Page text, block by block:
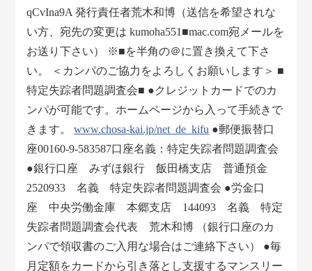
qCvIna9A 発行責任者荒木和博（送信を希望されな
い方、宛先の変更は kumoha551■mac.com宛メールを
お送り下さい） ※■を半角の＠に置き換えて下さ
い。 ＜カンパのご協力をよろしくお願いします＞ ■
特定失踪者問題調査会■ ●クレジットカードでのカ
ンパが可能です。ホームページから入って手続きで
きます。www.chosa-kai.jp/net_de_kifu ●郵便振替口
座00160-9-583587口座名義：特定失踪者問題調査会
●銀行口座 みずほ銀行 飯田橋支店 普通預金
2520933 名義 特定失踪者問題調査会 ●労金口
座 中央労働金庫 本郷支店 144093 名義 特定
失踪者問題調査会代表 荒木和博 （銀行口座のカ
ンパで領収書のご入用な場合はご連絡下さい） ●毎
月定額をカードから引き落とし支援するマンスリー